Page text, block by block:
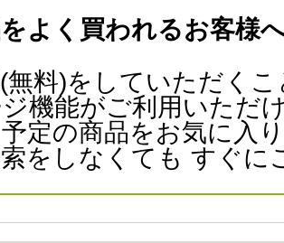
よく買われるお客様
無料)をしていただくこ
機能がご利用いただ
定の商品をお気に入
をしなくても すぐに